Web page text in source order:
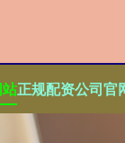
正规配资公司官